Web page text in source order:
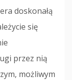
doskonałą
się
przez nią
możliwym